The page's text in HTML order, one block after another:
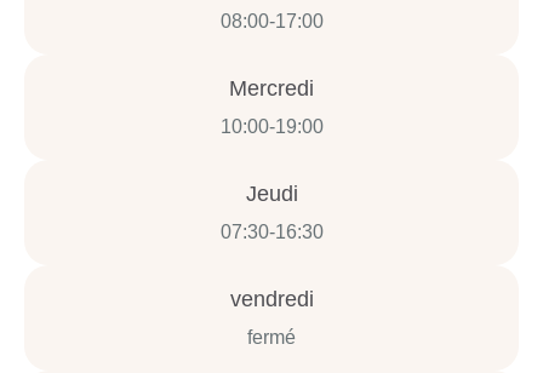
08:00-17:00
Mercredi
10:00-19:00
Jeudi
07:30-16:30
vendredi
fermé